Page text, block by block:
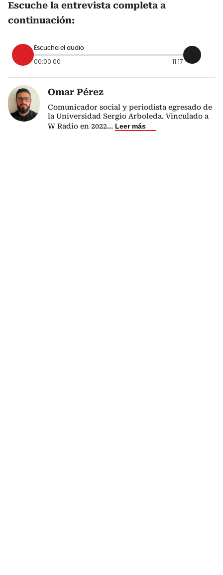
Escuche la entrevista completa a
continuación:
Escucha el audio
00:00:00 11:17
Omar Pérez
Comunicador social y periodista egresado de
la Universidad Sergio Arboleda. Vinculado a
W Radio en 2022... Leer más